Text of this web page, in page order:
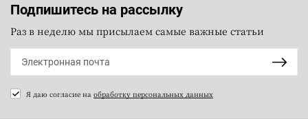
Подпишитесь на рассылку
Раз в неделю мы присылаем самые важные статьи
Я даю согласие на обработку персональных данных